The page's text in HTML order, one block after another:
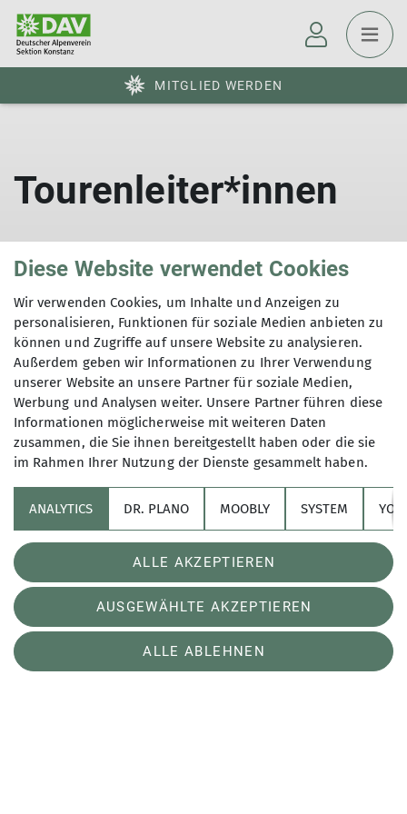
MITGLIED WERDEN
Tourenleiter*innen
Sektion
Links
Telefon +49 (0)7531-21794
Datenschutz-Einstellungen
Datenschutz
Impressum
Kontakt
Diese Website verwendet Cookies
Wir verwenden Cookies, um Inhalte und Anzeigen zu
personalisieren, Funktionen für soziale Medien anbieten zu
können und Zugriffe auf unsere Website zu analysieren.
Außerdem geben wir Informationen zu Ihrer Verwendung
unserer Website an unsere Partner für soziale Medien,
Werbung und Analysen weiter. Unsere Partner führen diese
Informationen möglicherweise mit weiteren Daten
zusammen, die Sie ihnen bereitgestellt haben oder die sie
im Rahmen Ihrer Nutzung der Dienste gesammelt haben.
ANALYTICS DR. PLANO MOOBLY SYSTEM
Akzeptieren (Übertragung von Nutzerdaten und Cookie)
Cookie Beschreibung
Verwendete Cookies
ALLE AKZEPTIEREN
AUSGEWÄHLTE AKZEPTIEREN
ALLE ABLEHNEN